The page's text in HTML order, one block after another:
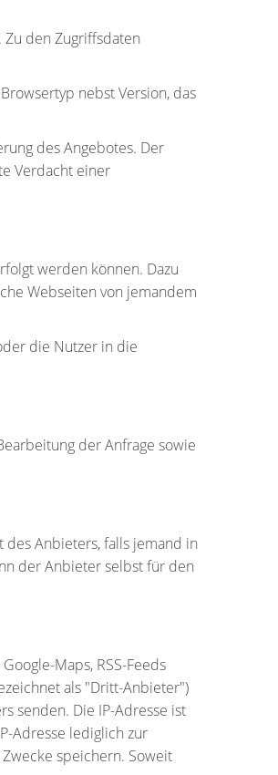
den Zugriffsdaten
nebst Version, das
des Angebotes. Der
Verdacht einer
werden können. Dazu
Webseiten von jemandem
die Nutzer in die
der Anfrage sowie
Anbieters, falls jemand in
der Anbieter selbst für den
Maps, RSS-Feeds
als "Dritt-Anbieter")
senden. Die IP-Adresse ist
Adresse lediglich zur
speichern. Soweit